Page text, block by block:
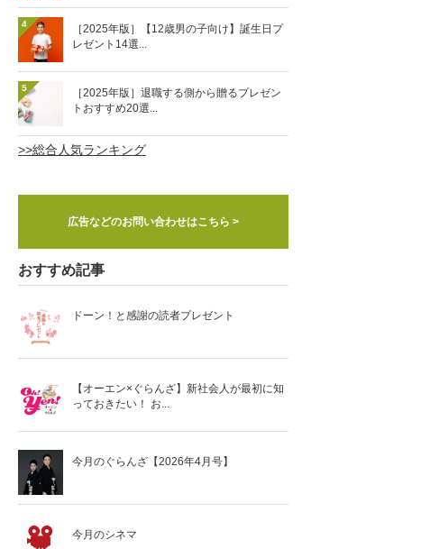
4
［2025年版］【12歳男の子向け】誕生日プ
レゼント14選...
5
［2025年版］退職する側から贈るプレゼン
トおすすめ20選...
>>総合人気ランキング
広告などのお問い合わせはこちら >
おすすめ記事
ドーン！と感謝の読者プレゼント
【オーエン×ぐらんざ】新社会人が最初に知
っておきたい！ お...
今月のぐらんざ【2026年4月号】
今月のシネマ